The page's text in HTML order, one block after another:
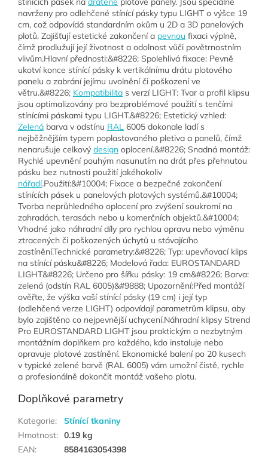
navrženy pro odlehčené stínící pásky typu LIGHT o výšce 19
cm, což odpovídá standardním okům u 2D a 3D panelových
plotů. Zajišťují estetické zakončení a pevnou fixaci výplně,
čímž prodlužují její životnost a odolnost vůči povětrnostním
vlivům.Hlavní přednosti:&#8226; Spolehlivá fixace: Pevně
ukotví konce stínící pásky k vertikálnímu drátu plotového
panelu a zabrání jejímu uvolnění či poškození ve
větru.&#8226; Kompatibilita s verzí LIGHT: Tvar a profil klipsu
jsou optimalizovány pro bezproblémové použití s tenčími
stínícími páskami typu LIGHT.&#8226; Estetický vzhled:
Zelená barva v odstínu RAL 6005 dokonale ladí s
nejběžnějším typem poplastovaného pletiva a panelů, čímž
nenarušuje celkový design oplocení.&#8226; Snadná montáž:
Rychlé upevnění pouhým nasunutím na drát přes přehnutou
pásku bez nutnosti použití jakéhokoliv
nářadí.Použití:&#10004; Fixace a bezpečné zakončení
stínících pásek u panelových plotových systémů.&#10004;
Tvorba neprůhledného oplocení pro zvýšení soukromí na
zahradách, terasách nebo u komerčních objektů.&#10004;
Vhodné jako náhradní díly pro rychlou opravu nebo výměnu
ztracených či poškozených úchytů u stávajícího
zastínění.Technické parametry:&#8226; Typ: upevňovací klips
na stínící pásku&#8226; Modelová řada: EUROSTANDARD
LIGHT&#8226; Určeno pro šířku pásky: 19 cm&#8226; Barva:
zelená (odstín RAL 6005)&#9888; Upozornění:Před montáží
ověřte, že výška vaší stínící pásky (19 cm) i její typ
(odlehčená verze LIGHT) odpovídají parametrům klipsu, aby
bylo zajištěno co nejpevnější uchycení.Náhradní klipsy Strend
Pro EUROSTANDARD LIGHT jsou praktickým a nezbytným
montážním doplňkem pro každého, kdo instaluje nebo
opravuje plotové zastínění. Ekonomické balení po 20 kusech
v typické zelené barvě (RAL 6005) vám umožní čistě, rychle
a profesionálně dokončit montáž vašeho plotu.
Doplňkové parametry
Kategorie:
Stínící tkaniny
Hmotnost: 0.19 kg
EAN: 8584163054398